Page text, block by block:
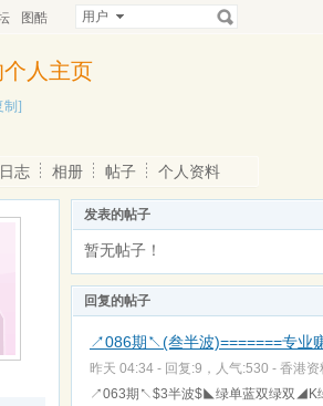
图酷 用户
人主页
制]
日志 相册 帖子 个人资料
发表的帖子
暂无帖子！
回复的帖子
↗086期↖(叁半波)=======专业
昨天 04:34 - 回复:9，人气:530 - 香港资
↗063期↖$3半波$◣绿单蓝双绿双◢K